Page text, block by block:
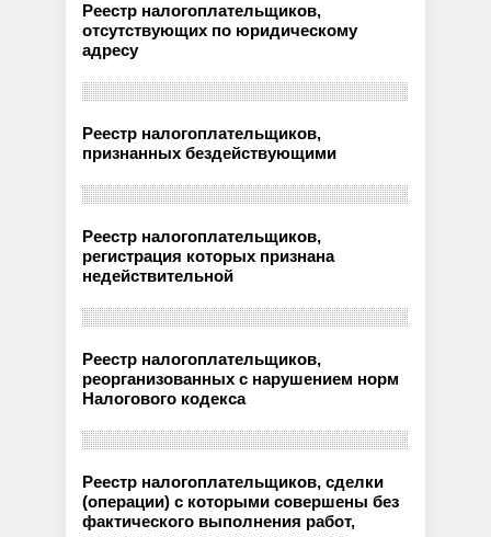
Реестр налогоплательщиков,
отсутствующих по юридическому
адресу
Реестр налогоплательщиков,
признанных бездействующими
Реестр налогоплательщиков,
регистрация которых признана
недействительной
Реестр налогоплательщиков,
реорганизованных с нарушением норм
Налогового кодекса
Реестр налогоплательщиков, сделки
(операции) с которыми совершены без
фактического выполнения работ,